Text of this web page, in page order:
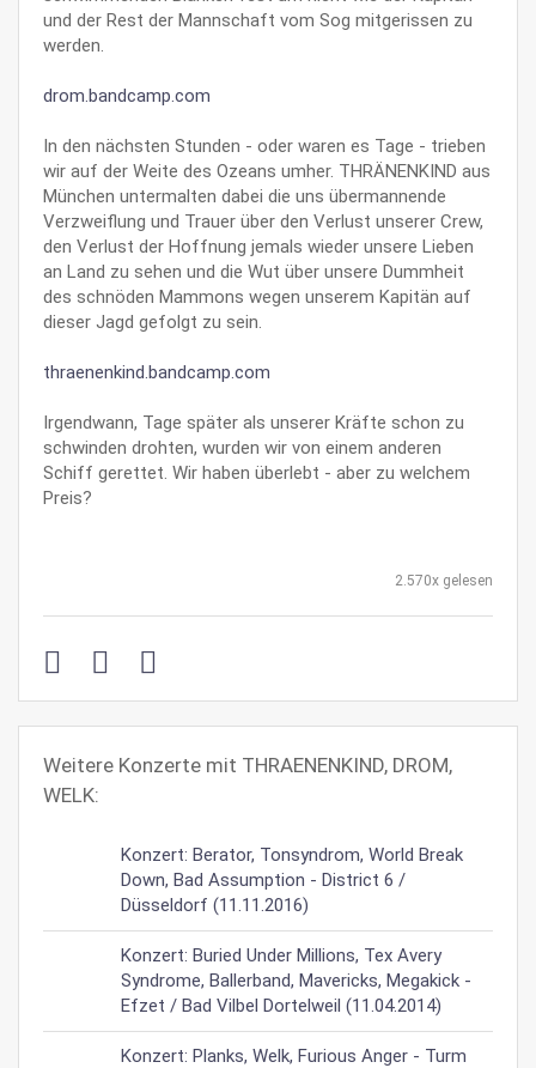
und der Rest der Mannschaft vom Sog mitgerissen zu
werden.
drom.bandcamp.com
In den nächsten Stunden - oder waren es Tage - trieben
wir auf der Weite des Ozeans umher. THRÄNENKIND aus
München untermalten dabei die uns übermannende
Verzweiflung und Trauer über den Verlust unserer Crew,
den Verlust der Hoffnung jemals wieder unsere Lieben
an Land zu sehen und die Wut über unsere Dummheit
des schnöden Mammons wegen unserem Kapitän auf
dieser Jagd gefolgt zu sein.
thraenenkind.bandcamp.com
Irgendwann, Tage später als unserer Kräfte schon zu
schwinden drohten, wurden wir von einem anderen
Schiff gerettet. Wir haben überlebt - aber zu welchem
Preis?
2.570x gelesen
Weitere Konzerte mit THRAENENKIND, DROM,
WELK:
Konzert: Berator, Tonsyndrom, World Break
Down, Bad Assumption - District 6 /
Düsseldorf (11.11.2016)
Konzert: Buried Under Millions, Tex Avery
Syndrome, Ballerband, Mavericks, Megakick -
Efzet / Bad Vilbel Dortelweil (11.04.2014)
Konzert: Planks, Welk, Furious Anger - Turm